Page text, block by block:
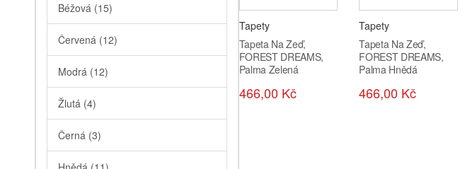
Béžová (15)
Červená (12)
Modrá (12)
Žlutá (4)
Černá (3)
Tapety
Tapeta Na Zeď,
FOREST DREAMS,
Palma Zelená
466,00 Kč
Tapety
Tapeta Na Zeď,
FOREST DREAMS,
Palma Hnědá
466,00 Kč